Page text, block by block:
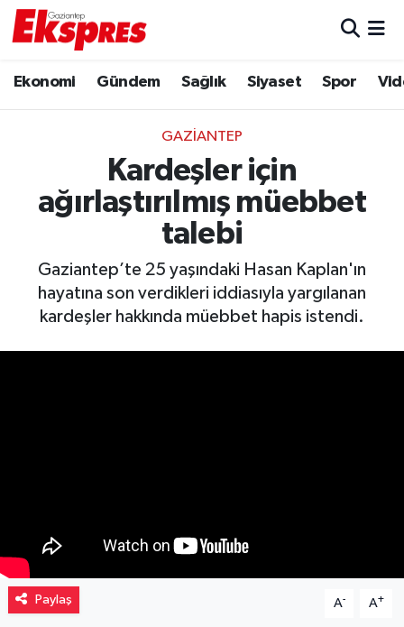
Ekonomi Gündem Sağlık Siyaset Spor
GAZIANTEP
Kardeşler için
ağırlaştırılmış müebbet
talebi
Gaziantep’te 25 yaşındaki Hasan Kaplan'ın
hayatına son verdikleri iddiasıyla yargılanan
kardeşler hakkında müebbet hapis istendi.
Paylaş A- A+
Ekonomi
Gaziantep son dakika
Genel
Haberler
Trafik Durumu
Puan Durumu ve Fikstür
Tüm Manşetler
Haber Arşivi